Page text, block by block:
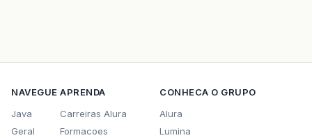
NAVEGUE
Java
Geral
APRENDA
Carreiras Alura
Formacoes
CONHECA O GRUPO
Alura
Lumina